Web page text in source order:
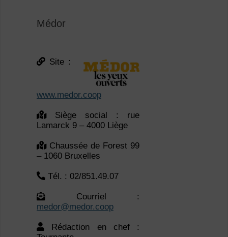
Site :
Siège social : rue
Lamarck 9 – 4000 Liège
– 1060 Bruxelles
Courriel :
Tournante